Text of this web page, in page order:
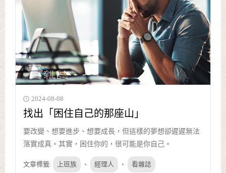
2024-08-08
找出「困住自己的那座山」
要改變、想要進步、想要成長，但這樣的夢想卻遲遲無法
落實成真。其實，困住你的，很可能是你自己。
文章標籤: 上班族 、 經理人 、 看雜誌